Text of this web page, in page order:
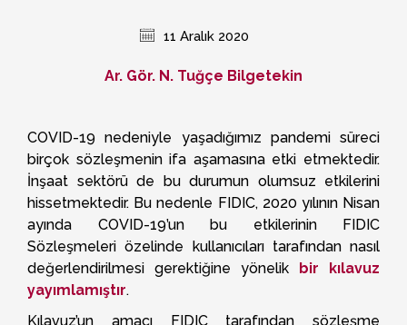
11 Aralık 2020
Ar. Gör. N. Tuğçe Bilgetekin
COVID-19 nedeniyle yaşadığımız pandemi süreci
birçok sözleşmenin ifa aşamasına etki etmektedir.
İnşaat sektörü de bu durumun olumsuz etkilerini
hissetmektedir. Bu nedenle FIDIC, 2020 yılının Nisan
ayında COVID-19’un bu etkilerinin FIDIC
Sözleşmeleri özelinde kullanıcıları tarafından nasıl
değerlendirilmesi gerektiğine yönelik bir kılavuz
yayımlamıştır.
Kılavuz’un amacı FIDIC tarafından sözleşme